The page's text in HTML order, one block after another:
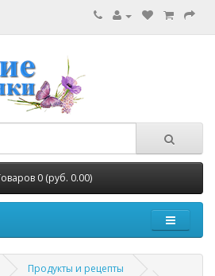
0 (руб. 0.00)
Продукты и рецепты